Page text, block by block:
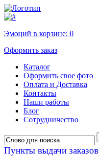
Эмоций в корзине: 0
Оформить заказ
Каталог
Оформить свое фото
Оплата и Доставка
Контакты
Наши работы
Блог
Сотрудничество
Пункты выдачи заказов